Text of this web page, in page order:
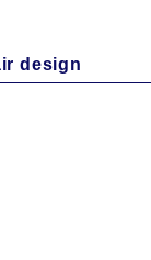
design